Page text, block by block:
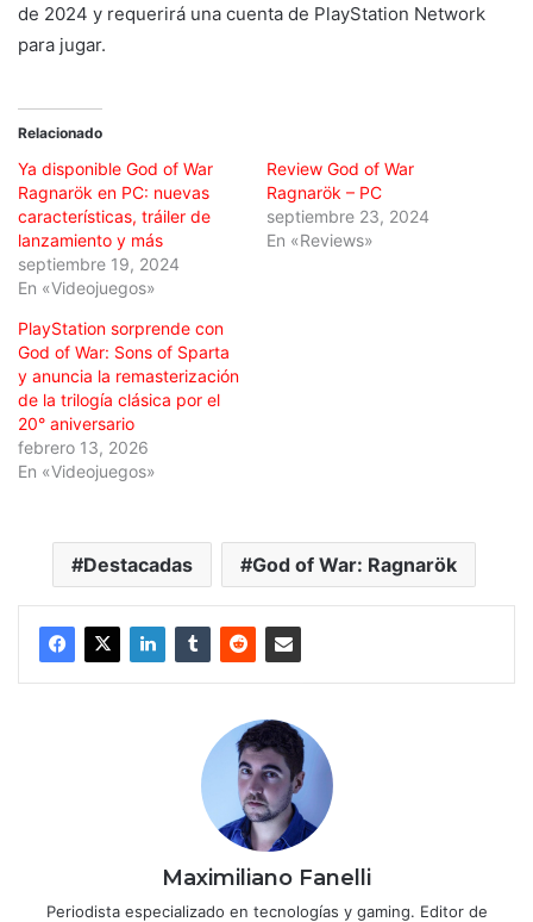
de 2024 y requerirá una cuenta de PlayStation Network
para jugar.
Relacionado
Ya disponible God of War
Ragnarök en PC: nuevas
características, tráiler de
lanzamiento y más
septiembre 19, 2024
En «Videojuegos»
Review God of War
Ragnarök – PC
septiembre 23, 2024
En «Reviews»
PlayStation sorprende con
God of War: Sons of Sparta
y anuncia la remasterización
de la trilogía clásica por el
20° aniversario
febrero 13, 2026
En «Videojuegos»
Destacadas God of War: Ragnarök
Maximiliano Fanelli
Periodista especializado en tecnologías y gaming. Editor de